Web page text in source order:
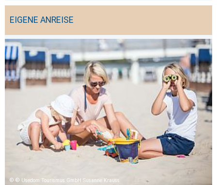
EIGENE ANREISE
© Usedom Tourismus GmbH Susanne Krauss